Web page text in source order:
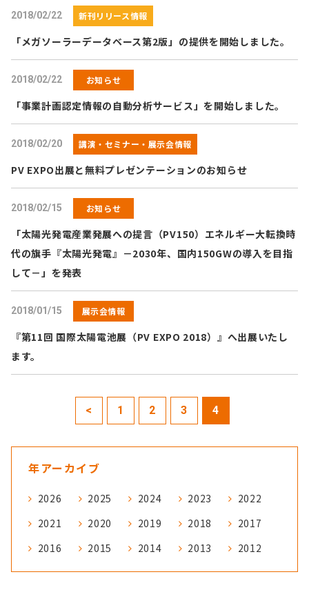
2018/02/22 新刊リリース情報
「メガソーラーデータベース第2版」の提供を開始しました。
2018/02/22 お知らせ
「事業計画認定情報の自動分析サービス」を開始しました。
2018/02/20 講演・セミナー・展示会情報
PV EXPO出展と無料プレゼンテーションのお知らせ
2018/02/15 お知らせ
「太陽光発電産業発展への提言（PV150）エネルギー大転換時
代の旗手『太陽光発電』－2030年、国内150GWの導入を目指
して－」を発表
2018/01/15 展示会情報
『第11回 国際太陽電池展（PV EXPO 2018）』へ出展いたし
ます。
< 1 2 3 4
年アーカイブ
2026 2025 2024 2023
2022
2021
2020 2019 2018
2017
2016
2015 2014 2013 2012